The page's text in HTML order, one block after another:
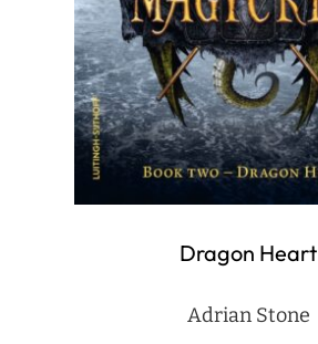
Dragon Heart
Adrian Stone